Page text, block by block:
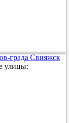
града Свияжск
улицы: